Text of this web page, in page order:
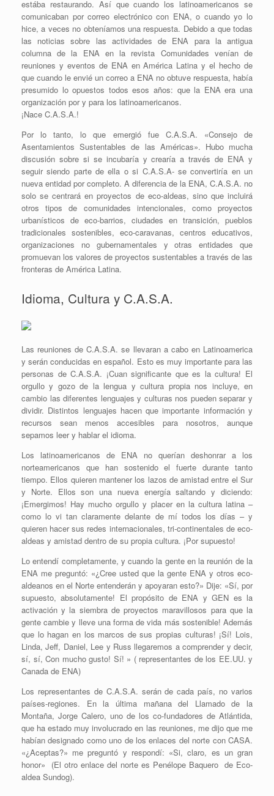
estába restaurando. Así que cuando los latinoamericanos se
comunicaban por correo electrónico con ENA, o cuando yo lo
hice, a veces no obteníamos una respuesta. Debido a que todas
las noticias sobre las actividades de ENA para la antigua
columna de la ENA en la revista Comunidades venían de
reuniones y eventos de ENA en América Latina y el hecho de
que cuando le envié un correo a ENA no obtuve respuesta, había
presumido lo opuestos todos esos años: que la ENA era una
organización por y para los latinoamericanos.
¡Nace C.A.S.A.!
Por lo tanto, lo que emergió fue C.A.S.A. «Consejo de
Asentamientos Sustentables de las Américas». Hubo mucha
discusión sobre si se incubaría y crearía a través de ENA y
seguir siendo parte de ella o si C.A.S.A- se convertiría en un
nueva entidad por completo. A diferencia de la ENA, C.A.S.A. no
solo se centrará en proyectos de eco-aldeas, sino que incluirá
otros tipos de comunidades intencionales, como proyectos
urbanísticos de eco-barrios, ciudades en transición, pueblos
tradicionales sostenibles, eco-caravanas, centros educativos,
organizaciones no gubernamentales y otras entidades que
promuevan los valores de proyectos sustentables a través de las
fronteras de América Latina.
Idioma, Cultura y C.A.S.A.
Las reuniones de C.A.S.A. se llevaran a cabo en Latinoamerica
y serán conducidas en español. Esto es muy importante para las
personas de C.A.S.A. ¡Cuan significante que es la cultura! El
orgullo y gozo de la lengua y cultura propia nos incluye, en
cambio las diferentes lenguajes y culturas nos pueden separar y
dividir. Distintos lenguajes hacen que importante información y
recursos sean menos accesibles para nosotros, aunque
sepamos leer y hablar el idioma.
Los latinoamericanos de ENA no querían deshonrar a los
norteamericanos que han sostenido el fuerte durante tanto
tiempo. Ellos quieren mantener los lazos de amistad entre el Sur
y Norte. Ellos son una nueva energía saltando y diciendo:
¡Emergimos! Hay mucho orgullo y placer en la cultura latina –
como lo vi tan claramente delante de mí todos los días – y
quieren hacer sus redes internacionales, tri-continentales de eco-
aldeas y amistad dentro de su propia cultura. ¡Por supuesto!
Lo entendí completamente, y cuando la gente en la reunión de la
ENA me preguntó: «¿Cree usted que la gente ENA y otros eco-
aldeanos en el Norte entenderán y apoyaran esto?» Dije: «Sí, por
supuesto, absolutamente! El propósito de ENA y GEN es la
activación y la siembra de proyectos maravillosos para que la
gente cambie y lleve una forma de vida más sostenible! Además
que lo hagan en los marcos de sus propias culturas! ¡Sí! Lois,
Linda, Jeff, Daniel, Lee y Russ llegaremos a comprender y decir,
sí, sí, Con mucho gusto! Sí! » ( representantes de los EE.UU. y
Canada de ENA)
Los representantes de C.A.S.A. serán de cada país, no varios
países-regiones. En la última mañana del Llamado de la
Montaña, Jorge Calero, uno de los co-fundadores de Atlántida,
que ha estado muy involucrado en las reuniones, me dijo que me
habían designado como uno de los enlaces del norte con CASA.
«¿Aceptas?» me preguntó y respondí: «Si, claro, es un gran
honor» (El otro enlace del norte es Penélope Baquero de Eco-
aldea Sundog).